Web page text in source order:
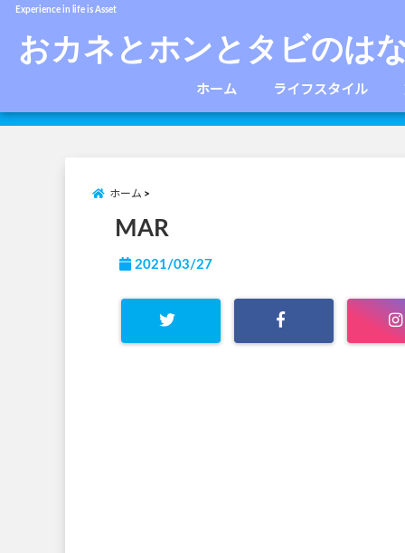
Experience in life is Asset
おカネとホンとタビのは
ホーム ライフスタイル
ホーム
MAR
2021/03/27